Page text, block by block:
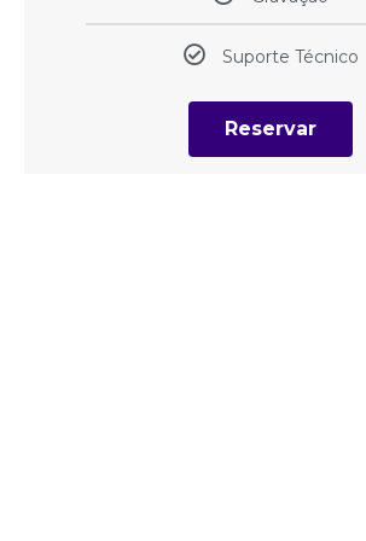
Suporte Técnico
Reservar